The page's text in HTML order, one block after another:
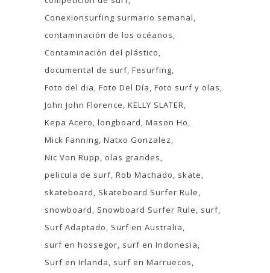
Conexionsurfing surmario semanal
contaminación de los océanos
Contaminación del plástico
documental de surf Fesurfing
Foto del dia Foto Del Día Foto surf y olas
John John Florence KELLY SLATER
Kepa Acero longboard Mason Ho
Mick Fanning Natxo Gonzalez
Nic Von Rupp
olas grandes
pelicula de surf Rob Machado
skate
skateboard
Skateboard Surfer Rule
snowboard
Snowboard Surfer Rule
surf
Surf Adaptado
Surf en Australia
surf en hossegor surf en Indonesia
Surf en Irlanda
surf en Marruecos